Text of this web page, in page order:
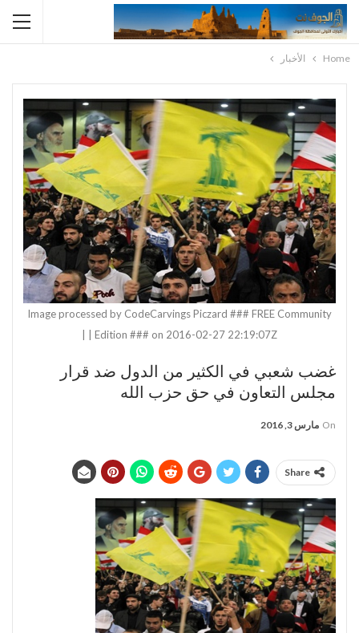
Home الأخبار
Image processed by CodeCarvings Piczard ### FREE Community
Edition ### on 2016-02-27 22:19:07Z | |
غضب شعبي في الكثير من الدول ضد قرار
مجلس التعاون في حق حزب الله
On مارس 3, 2016
Share